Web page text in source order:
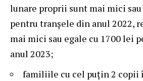
lunare proprii sunt mai mici
pentru tranșele din anul 2022,
mai mici sau egale cu 1700 lei
anul 2023;
familiile cu cel puțin 2